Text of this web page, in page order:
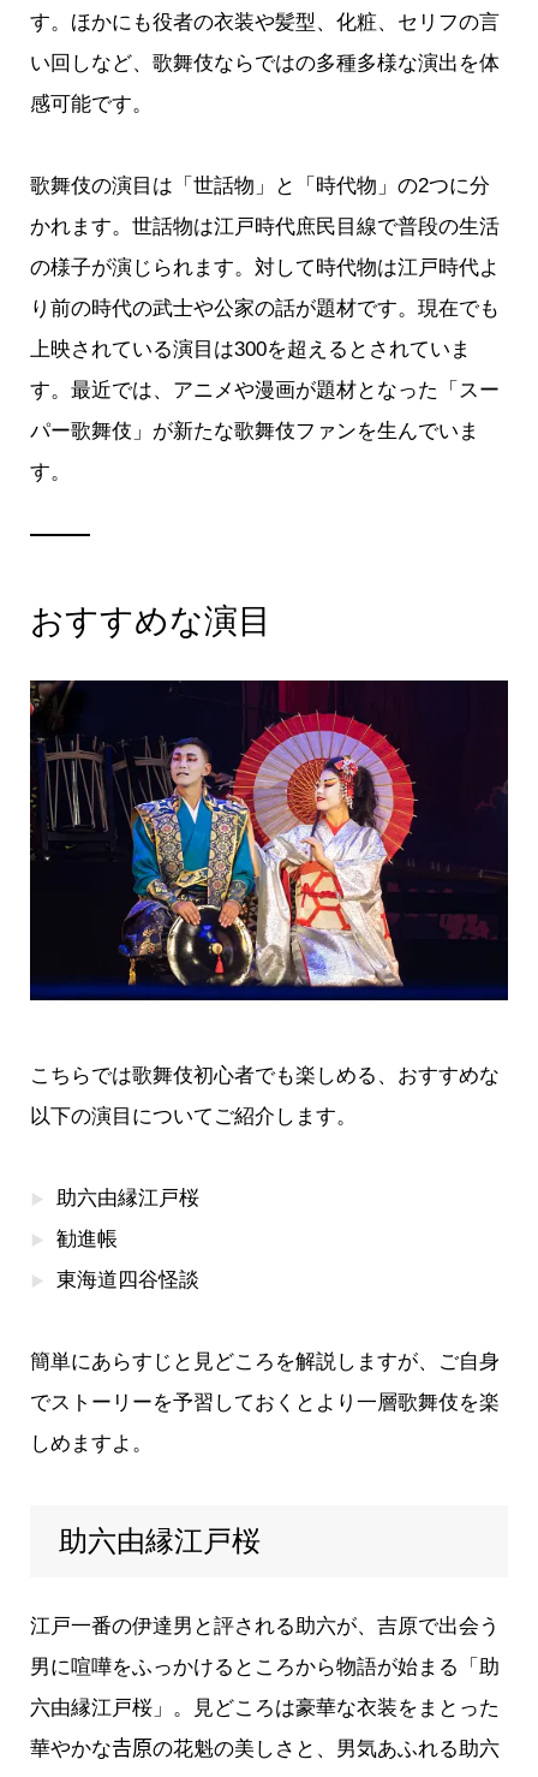
す。ほかにも役者の衣装や髪型、化粧、セリフの言
い回しなど、歌舞伎ならではの多種多様な演出を体
感可能です。
歌舞伎の演目は「世話物」と「時代物」の2つに分
かれます。世話物は江戸時代庶民目線で普段の生活
の様子が演じられます。対して時代物は江戸時代よ
り前の時代の武士や公家の話が題材です。現在でも
上映されている演目は300を超えるとされていま
す。最近では、アニメや漫画が題材となった「スー
パー歌舞伎」が新たな歌舞伎ファンを生んでいま
す。
おすすめな演目
こちらでは歌舞伎初心者でも楽しめる、おすすめな
以下の演目についてご紹介します。
助六由縁江戸桜
勧進帳
東海道四谷怪談
簡単にあらすじと見どころを解説しますが、ご自身
でストーリーを予習しておくとより一層歌舞伎を楽
しめますよ。
助六由縁江戸桜
江戸一番の伊達男と評される助六が、吉原で出会う
男に喧嘩をふっかけるところから物語が始まる「助
六由縁江戸桜」。見どころは豪華な衣装をまとった
華やかな𠮷原の花魁の美しさと、男気あふれる助六